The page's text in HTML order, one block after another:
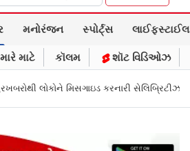
મનોરંજન સ્પોર્ટ્સ લાઈફસ્ટાઈલ
માટે કૉલમ શૉટ વિડિઓઝ
પણ ગુનેગાર ગણાય, પગલાં લઈ શકાય